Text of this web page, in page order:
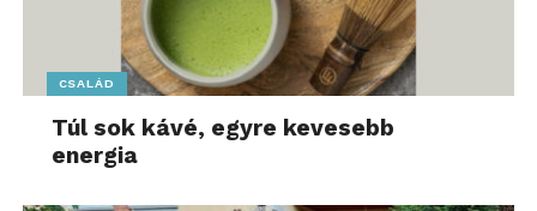
CSALÁD
Túl sok kávé, egyre kevesebb
energia